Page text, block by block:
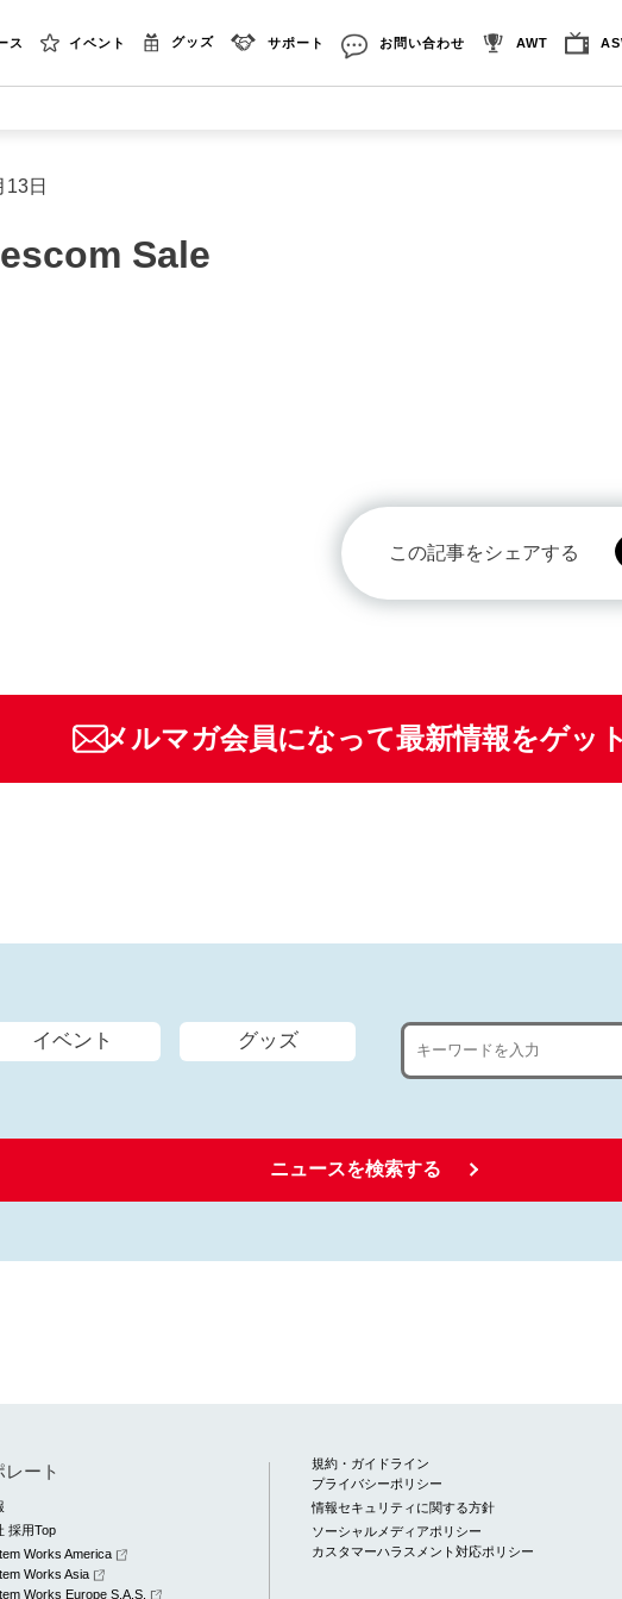
ス イベント グッズ サポート お問い合わせ AWT
13日
Sale
この記事をシェアする
メルマガ会員になって最新情報をゲッ
イベント グッズ
ニュースを検索する
レート
採用Top
Works America
Works Asia
Works Europe S.A.S.
規約・ガイドライン
プライバシーポリシー
情報セキュリティに関する方針
ソーシャルメディアポリシー
カスタマーハラスメント対応ポリシー